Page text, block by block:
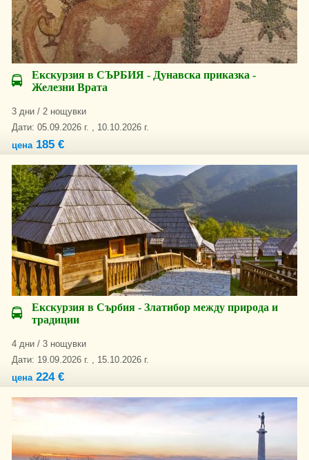
Екскурзия в СЪРБИЯ - Дунавска приказка -
Железни Врата
3 дни / 2 нощувки
Дати: 05.09.2026 г. , 10.10.2026 г.
цена185 €
Екскурзия в Сърбия - Златибор между природа и
традиции
4 дни / 3 нощувки
Дати: 19.09.2026 г. , 15.10.2026 г.
цена224 €